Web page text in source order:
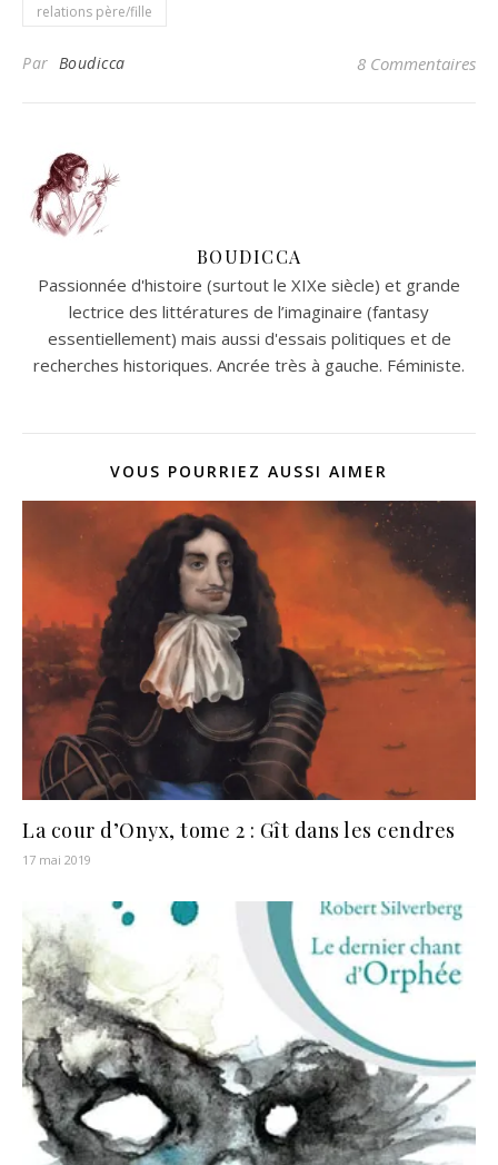
relations père/fille
Par Boudicca 8 Commentaires
BOUDICCA
Passionnée d'histoire (surtout le XIXe siècle) et grande
lectrice des littératures de l’imaginaire (fantasy
essentiellement) mais aussi d'essais politiques et de
recherches historiques. Ancrée très à gauche. Féministe.
VOUS POURRIEZ AUSSI AIMER
La cour d’Onyx, tome 2 : Gît dans les cendres
17 mai 2019